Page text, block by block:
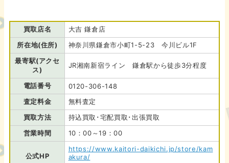
買取店名
大吉 鎌倉店
所在地(住所)
神奈川県鎌倉市小町1-5-23 今川ビル1F
最寄駅(アクセ
ス)
JR湘南新宿ライン 鎌倉駅から徒歩3分程度
電話番号
0120-306-148
査定料金
無料査定
買取方法
持込買取･宅配買取･出張買取
営業時間
10：00～19：00
公式HP
https://www.kaitori-daikichi.jp/store/kam
akura/